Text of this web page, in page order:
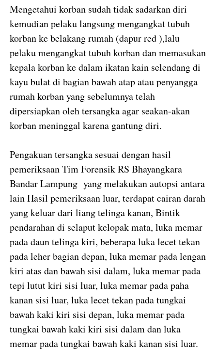
Mengetahui korban sudah tidak sadarkan diri
kemudian pelaku langsung mengangkat tubuh
korban ke belakang rumah (dapur red ),lalu
pelaku mengangkat tubuh korban dan memasukan
kepala korban ke dalam ikatan kain selendang di
kayu bulat di bagian bawah atap atau penyangga
rumah korban yang sebelumnya telah
dipersiapkan oleh tersangka agar seakan-akan
korban meninggal karena gantung diri.
Pengakuan tersangka sesuai dengan hasil
pemeriksaan Tim Forensik RS Bhayangkara
Bandar Lampung yang melakukan autopsi antara
lain Hasil pemeriksaan luar, terdapat cairan darah
yang keluar dari liang telinga kanan, Bintik
pendarahan di selaput kelopak mata, luka memar
pada daun telinga kiri, beberapa luka lecet tekan
pada leher bagian depan, luka memar pada lengan
kiri atas dan bawah sisi dalam, luka memar pada
tepi lutut kiri sisi luar, luka memar pada paha
kanan sisi luar, luka lecet tekan pada tungkai
bawah kaki kiri sisi depan, luka memar pada
tungkai bawah kaki kiri sisi dalam dan luka
memar pada tungkai bawah kaki kanan sisi luar.